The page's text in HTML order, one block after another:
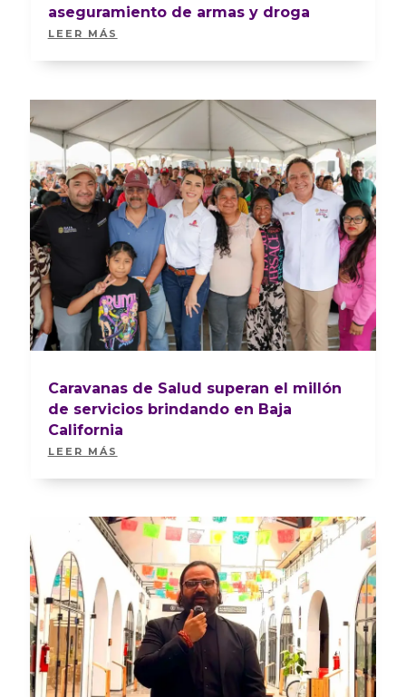
aseguramiento de armas y droga
LEER MÁS
Caravanas de Salud superan el millón
de servicios brindando en Baja
California
LEER MÁS